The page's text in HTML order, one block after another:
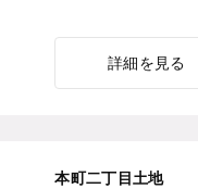
詳細を見る
本町二丁目土地